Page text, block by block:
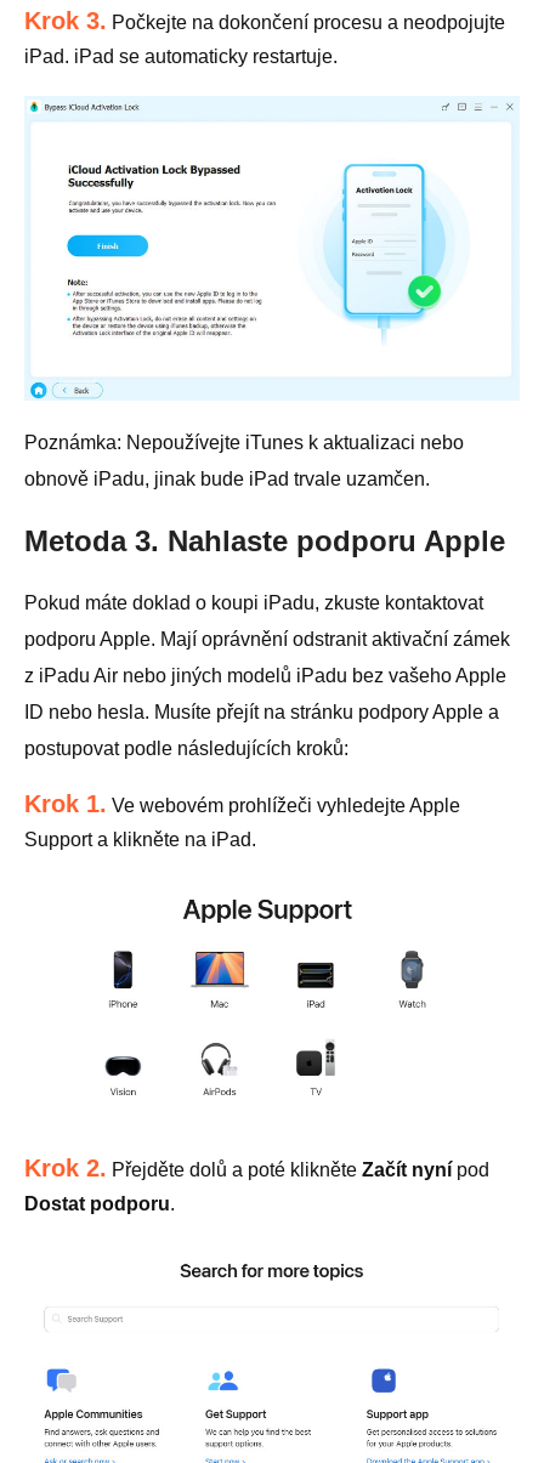
Krok 3. Počkejte na dokončení procesu a neodpojujte
iPad. iPad se automaticky restartuje.
Poznámka: Nepoužívejte iTunes k aktualizaci nebo
obnově iPadu, jinak bude iPad trvale uzamčen.
Metoda 3. Nahlaste podporu Apple
Pokud máte doklad o koupi iPadu, zkuste kontaktovat
podporu Apple. Mají oprávnění odstranit aktivační zámek
z iPadu Air nebo jiných modelů iPadu bez vašeho Apple
ID nebo hesla. Musíte přejít na stránku podpory Apple a
postupovat podle následujících kroků:
Krok 1. Ve webovém prohlížeči vyhledejte Apple
Support a klikněte na iPad.
Krok 2. Přejděte dolů a poté klikněte Začít nyní pod
Dostat podporu.